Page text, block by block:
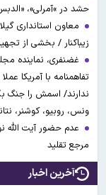
حشد در »آمرلی»،
معاون استانداری
زیباکنار / بخشی از
غضنفری، نماینده
تفاهمنامه با آمریکا
ندارند/ اسمش را جنگ
ونس، روبیو، کوشنر،
عدم حضور آیت الله
مرجع تقلید
آخرین اخبار